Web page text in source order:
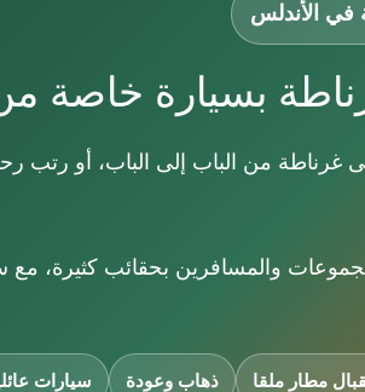
في الأندلس
بسيارة خاصة من
غرناطة من الباب إلى الباب، أو رتب
والمسافرين بحقائب كثيرة،
مطار ملقا ذهاب وعودة سيارات